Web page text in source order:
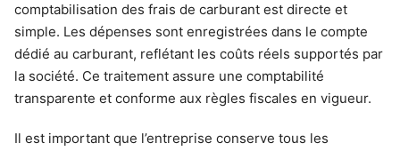
comptabilisation des frais de carburant est directe et
simple. Les dépenses sont enregistrées dans le compte
dédié au carburant, reflétant les coûts réels supportés par
la société. Ce traitement assure une comptabilité
transparente et conforme aux règles fiscales en vigueur.
Il est important que l’entreprise conserve tous les